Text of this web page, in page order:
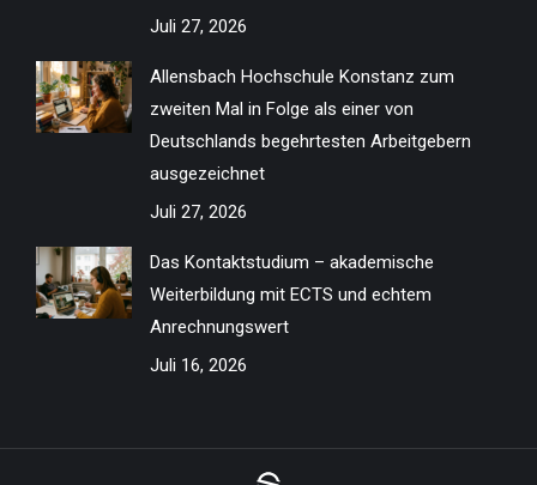
Juli 27, 2026
Allensbach Hochschule Konstanz zum
zweiten Mal in Folge als einer von
Deutschlands begehrtesten Arbeitgebern
ausgezeichnet
Juli 27, 2026
Das Kontaktstudium – akademische
Weiterbildung mit ECTS und echtem
Anrechnungswert
Juli 16, 2026